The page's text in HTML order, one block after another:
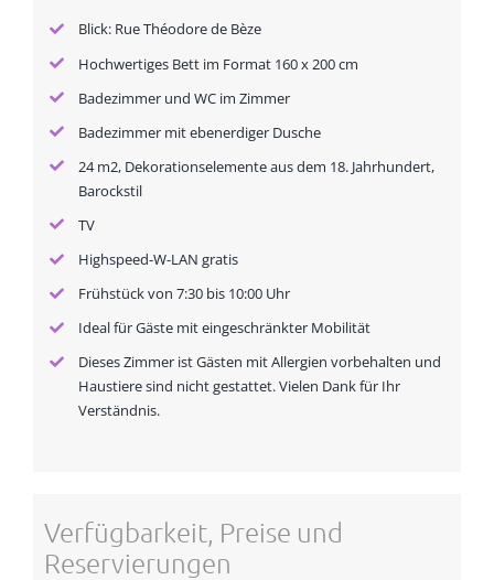
Blick: Rue Théodore de Bèze
Hochwertiges Bett im Format 160 x 200 cm
Badezimmer und WC im Zimmer
Badezimmer mit ebenerdiger Dusche
24 m2, Dekorationselemente aus dem 18. Jahrhundert,
Barockstil
TV
Highspeed-W-LAN gratis
Frühstück von 7:30 bis 10:00 Uhr
Ideal für Gäste mit eingeschränkter Mobilität
Dieses Zimmer ist Gästen mit Allergien vorbehalten und
Haustiere sind nicht gestattet. Vielen Dank für Ihr
Verständnis.
Verfügbarkeit, Preise und
Reservierungen